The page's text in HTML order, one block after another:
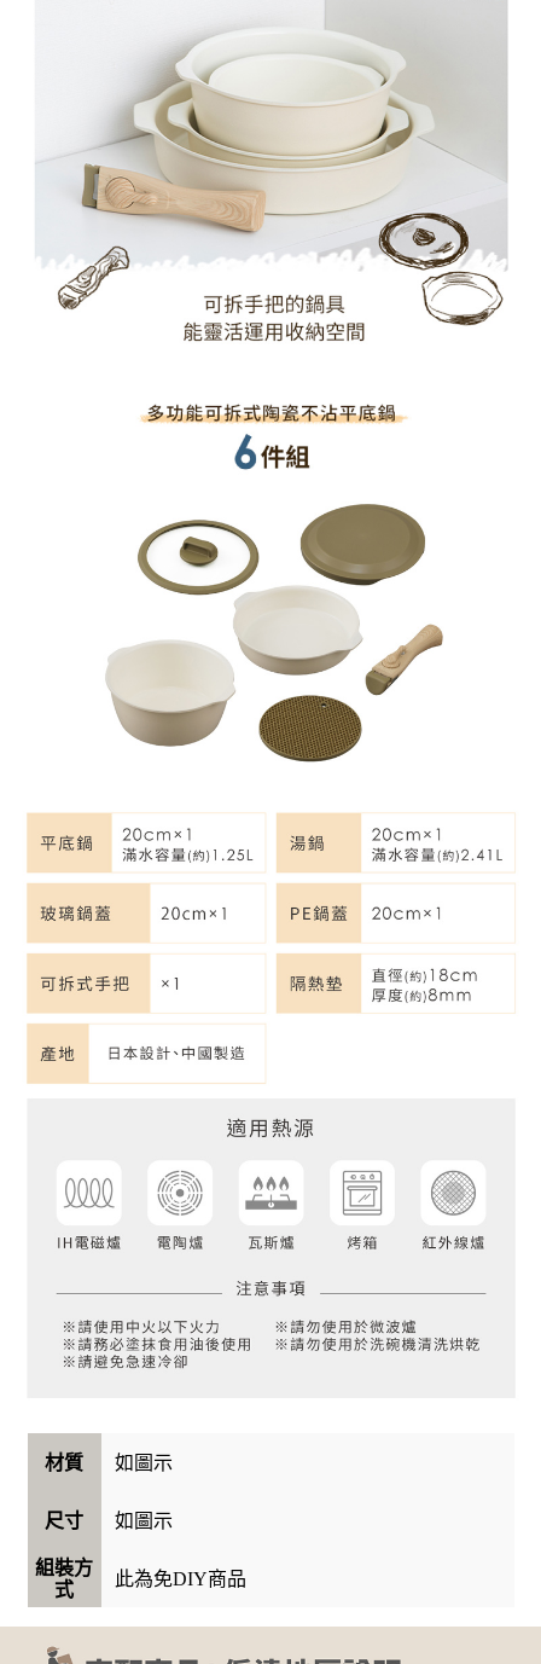
材質 如圖示
尺寸 如圖示
組裝方
式
此為免DIY商品